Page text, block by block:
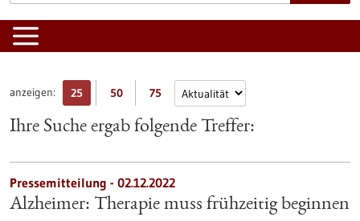
anzeigen: 25 50 75
Ihre Suche ergab folgende Treffer:
Pressemitteilung - 02.12.2022
Alzheimer: Therapie muss frühzeitig beginnen